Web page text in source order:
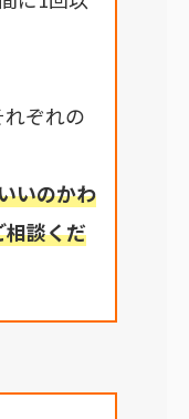
れぞれの
いのかわ
談くだ